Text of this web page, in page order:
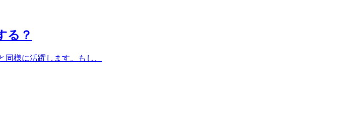
る？
様に活躍します。もし、